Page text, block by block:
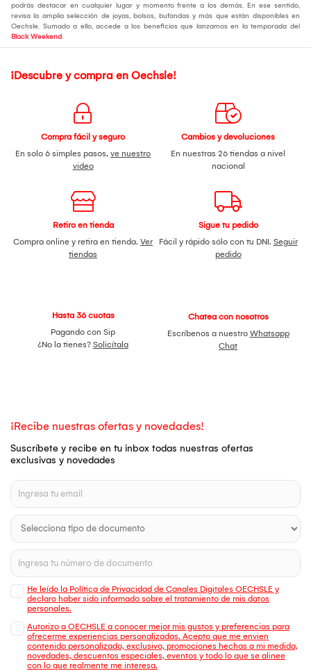
podrás destacar en cualquier lugar y momento frente a los demás. En ese sentido,
revisa la amplia selección de joyas, bolsos, bufandas y más que están disponibles en
Oechsle. Sumado a ello, accede a los beneficios que lanzamos en la temporada del
Black Weekend.
¡Descubre y compra en Oechsle!
Compra fácil y seguro
En solo 6 simples pasos, ve nuestro
video
Cambios y devoluciones
En nuestras 26 tiendas a nivel
nacional
Retiro en tienda
Compra online y retira en tienda. Ver
tiendas
Sigue tu pedido
Fácil y rápido sólo con tu DNI. Seguir
pedido
Hasta 36 cuotas
Pagando con Sip
¿No la tienes? Solicítala
Chatea con nosotros
Escríbenos a nuestro Whatsapp
Chat
¡Recibe nuestras ofertas y novedades!
Suscríbete y recibe en tu inbox todas nuestras ofertas
exclusivas y novedades
He leído la Política de Privacidad de Canales Digitales OECHSLE y
declaro haber sido informado sobre el tratamiento de mis datos
personales.
Autorizo a OECHSLE a conocer mejor mis gustos y preferencias para
ofrecerme experiencias personalizadas. Acepto que me envien
contenido personalizado, exclusivo, promociones hechas a mi medida,
novedades, descuentos especiales, eventos y todo lo que se alinee
con lo que realmente me interesa.